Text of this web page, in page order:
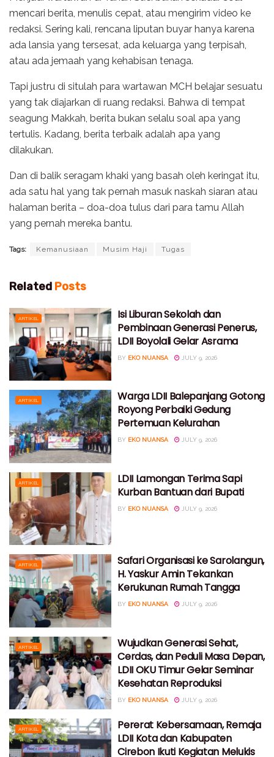
mencari berita, menulis cepat, atau mengirim video ke
redaksi. Sering kali, rencana liputan buyar hanya karena
ada lansia yang tersesat, ada keluarga yang terpisah,
atau ada jemaah yang kehabisan tenaga.
Tapi justru di situlah para wartawan MCH belajar sesuatu
yang tak diajarkan di ruang redaksi. Bahwa di tempat
seagung Makkah, berita bukan selalu soal apa yang
tertulis. Kadang, berita terbaik adalah apa yang
dilakukan.
Dan di balik seragam khaki yang basah oleh keringat itu,
ada satu hal yang tak pernah masuk naskah siaran atau
halaman berita – doa-doa tulus dari para tamu Allah
yang pernah mereka bantu.
Tags: Kemanusiaan Musim Haji Tugas
Related Posts
ARTIKEL
Isi Liburan Sekolah dan
Pembinaan Generasi Penerus,
LDII Boyolali Gelar Asrama
BY EKO NUANSA JULY 9, 2026
ARTIKEL
Warga LDII Balepanjang Gotong
Royong Perbaiki Gedung
Pertemuan Kelurahan
BY EKO NUANSA JULY 9, 2026
ARTIKEL
LDII Lamongan Terima Sapi
Kurban Bantuan dari Bupati
BY EKO NUANSA JULY 9, 2026
ARTIKEL
Safari Organisasi ke Sarolangun,
H. Yaskur Amin Tekankan
Kerukunan Rumah Tangga
BY EKO NUANSA JULY 9, 2026
ARTIKEL
Wujudkan Generasi Sehat,
Cerdas, dan Peduli Masa Depan,
LDII OKU Timur Gelar Seminar
Kesehatan Reproduksi
BY EKO NUANSA JULY 9, 2026
ARTIKEL
Pererat Kebersamaan, Remaja
LDII Kota dan Kabupaten
Cirebon Ikuti Kegiatan Melukis